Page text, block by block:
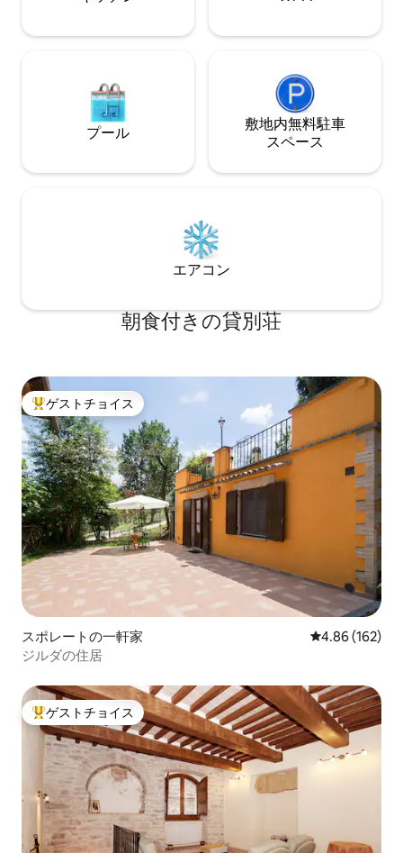
プール
敷地内無料駐⁠車
ス⁠ペ⁠ー⁠ス
エアコン
朝食付きの貸別荘
大好評のゲストチョイスです。
ゲストチョイス
スポレートの一軒家 レビュー162
4.86 (162)
ジルダの住居
大好評のゲストチョイスです。
ゲストチョイス